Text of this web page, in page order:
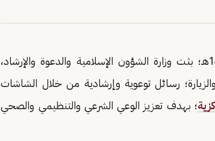
في إطار تنفيذ خطتها التقنية والتوعوية لموسم حج 1447هـ؛ بثت وزارة الشؤون الإسلامية والدعوة والإرشاد،
والزيارة؛ رسائل توعوية وإرشادية من خلال الشاشات
؛ بهدف تعزيز الوعي الشرعي والتنظيمي والصحي